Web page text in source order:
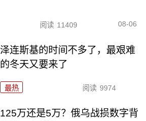
阅读 11409 08-06
泽连斯基的时间不多了，最艰难
的冬天又要来了
最热 阅读 9974
125万还是5万？俄乌战损数字背